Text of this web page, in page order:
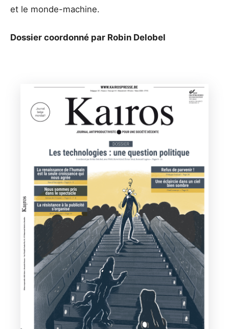
et le monde-machine.
Dossier coordonné par Robin Delobel